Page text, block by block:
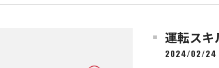
運転スキ
2024/02/24